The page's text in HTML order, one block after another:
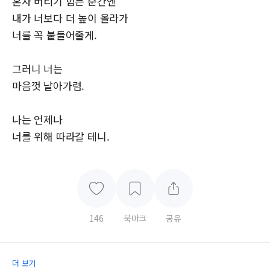
내가 너보다 더 높이 올라가
너를 꼭 붙들어줄게.
그러니 너는
마음껏 날아가렴.
나는 언제나
너를 위해 따라갈 테니.
146 북마크 공유
더 보기